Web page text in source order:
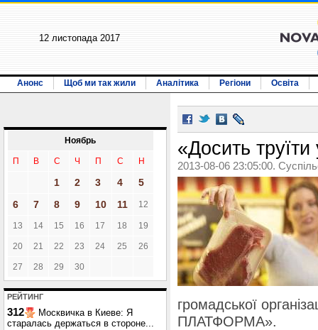
12 листопада 2017
Анонс Щоб ми так жили Аналітика Регіони Освіта
Ноябрь
П В С Ч П С Н
1 2 3 4
5
6
7 8 9 10 11 12
13 14 15 16 17 18 19
20 21 22 23 24 25 26
27 28 29 30
РЕЙТИНГ
312
Москвичка в Киеве: Я
старалась держаться в стороне...
«Досить труїти
2013-08-06 23:05:00.
громадської
ПЛАТФОРМА».